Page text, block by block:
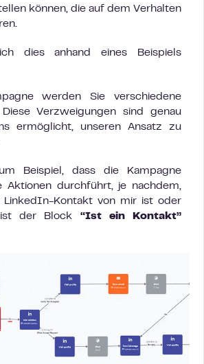
können, die auf dem Verhalten
dies anhand eines Beispiels
werden Sie verschiedene
Verzweigungen sind genau
ermöglicht, unseren Ansatz zu
Beispiel, dass die Kampagne
Aktionen durchführt, je nachdem,
LinkedIn-Kontakt von mir ist oder
der Block “Ist ein Kontakt”